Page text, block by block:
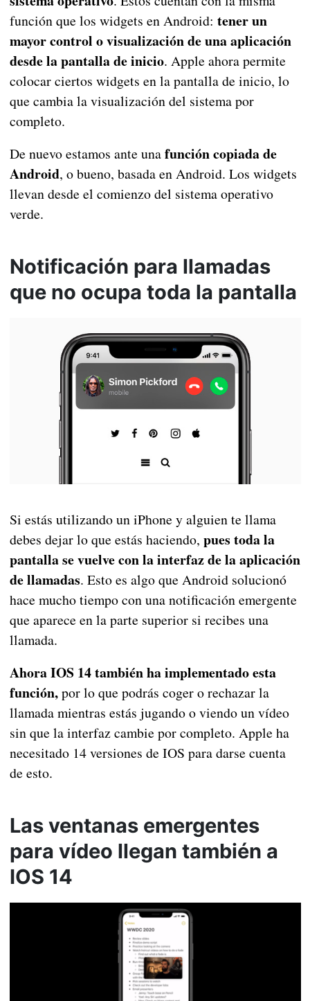
función que los widgets en Android: tener un
mayor control o visualización de una aplicación
desde la pantalla de inicio. Apple ahora permite
colocar ciertos widgets en la pantalla de inicio, lo
que cambia la visualización del sistema por
completo.
De nuevo estamos ante unafunción copiada de
Android, o bueno, basada en Android. Los widgets
llevan desde el comienzo del sistema operativo
verde.
Notificación para llamadas
que no ocupa toda la pantalla
Si estás utilizando un iPhone y alguien te llama
debes dejar lo que estás haciendo, pues toda la
pantalla se vuelve con la interfaz de la aplicación
de llamadas. Esto es algo que Android solucionó
hace mucho tiempo con una notificación emergente
que aparece en la parte superior si recibes una
llamada.
Ahora IOS 14 también ha implementado esta
función,por lo que podrás coger o rechazar la
llamada mientras estás jugando o viendo un vídeo
sin que la interfaz cambie por completo. Apple ha
necesitado 14 versiones de IOS para darse cuenta
de esto.
Las ventanas emergentes
para vídeo llegan también a
IOS 14